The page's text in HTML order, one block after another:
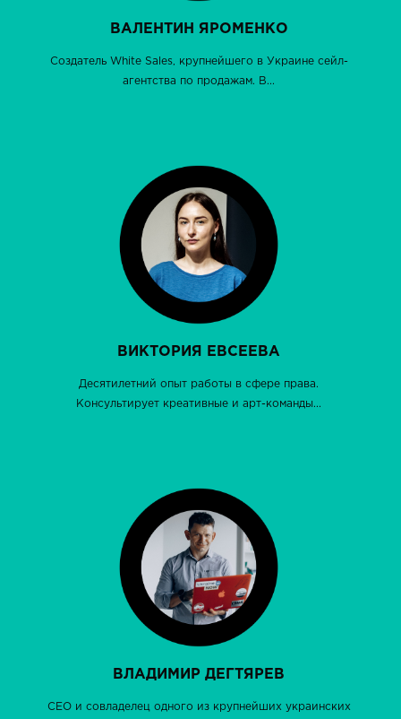
ВАЛЕНТИН ЯРОМЕНКО
Cоздатель White Sales, крупнейшего в Украине сейл-
агентства по продажам. В...
ВИКТОРИЯ ЕВСЕЕВА
Десятилетний опыт работы в сфере права.
Консультирует креативные и арт-команды...
ВЛАДИМИР ДЕГТЯРЕВ
CEO и совладелец одного из крупнейших украинских